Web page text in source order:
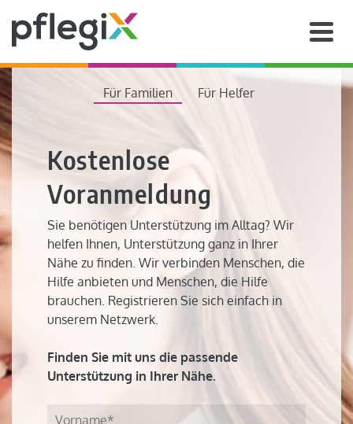
Für Familien Für Helfer
Kostenlose
Voranmeldung
Sie benötigen Unterstützung im Alltag? Wir
helfen Ihnen, Unterstützung ganz in Ihrer
Nähe zu finden. Wir verbinden Menschen, die
Hilfe anbieten und Menschen, die Hilfe
brauchen. Registrieren Sie sich einfach in
unserem Netzwerk.
Finden Sie mit uns die passende
Unterstützung in Ihrer Nähe.